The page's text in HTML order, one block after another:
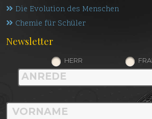
Die Evolution des Menschen
Chemie für Schüler
Newsletter
HERR